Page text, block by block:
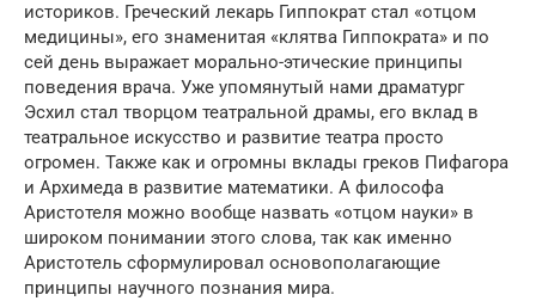
историков. Греческий лекарь Гиппократ стал «отцом
медицины», его знаменитая «клятва Гиппократа» и по
сей день выражает морально-этические принципы
поведения врача. Уже упомянутый нами драматург
Эсхил стал творцом театральной драмы, его вклад в
театральное искусство и развитие театра просто
огромен. Также как и огромны вклады греков Пифагора
и Архимеда в развитие математики. А философа
Аристотеля можно вообще назвать «отцом науки» в
широком понимании этого слова, так как именно
Аристотель сформулировал основополагающие
принципы научного познания мира.